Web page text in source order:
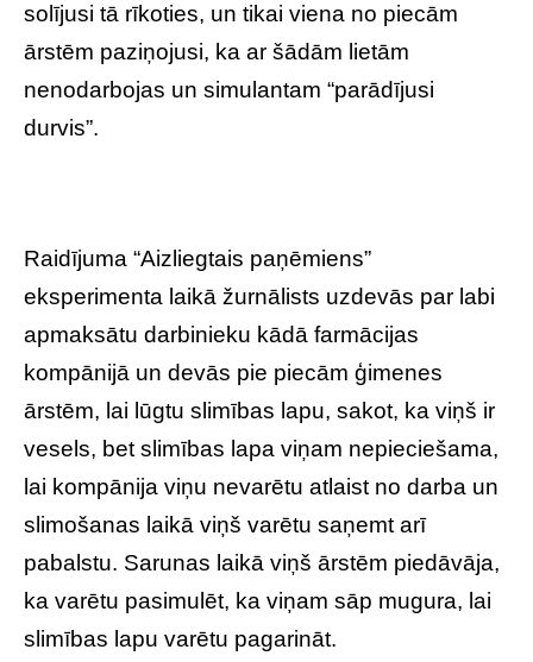
solījusi tā rīkoties, un tikai viena no piecām
ārstēm paziņojusi, ka ar šādām lietām
nenodarbojas un simulantam “parādījusi
durvis”.
Raidījuma “Aizliegtais paņēmiens”
eksperimenta laikā žurnālists uzdevās par labi
apmaksātu darbinieku kādā farmācijas
kompānijā un devās pie piecām ģimenes
ārstēm, lai lūgtu slimības lapu, sakot, ka viņš ir
vesels, bet slimības lapa viņam nepieciešama,
lai kompānija viņu nevarētu atlaist no darba un
slimošanas laikā viņš varētu saņemt arī
pabalstu. Sarunas laikā viņš ārstēm piedāvāja,
ka varētu pasimulēt, ka viņam sāp mugura, lai
slimības lapu varētu pagarināt.